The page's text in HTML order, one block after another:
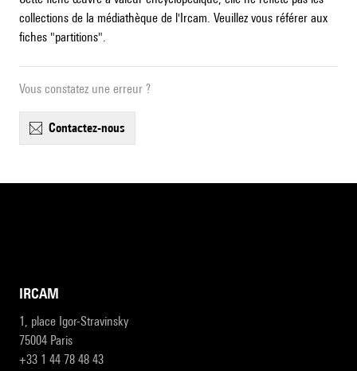
collections de la médiathèque de l'Ircam. Veuillez vous référer aux
fiches "partitions".
Vous constatez une erreur ?
contactez-nous
IRCAM
1, place Igor-Stravinsky
75004 Paris
+33 1 44 78 48 43